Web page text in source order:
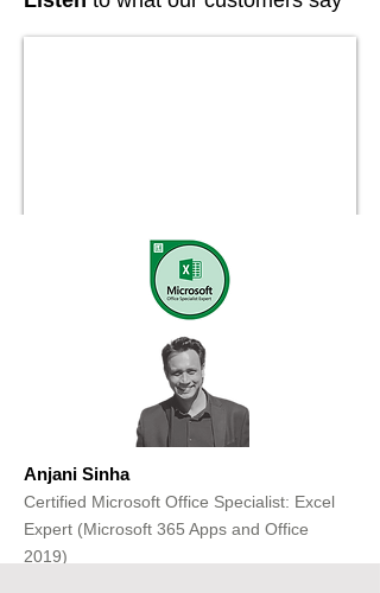
Anjani Sinha
Certified Microsoft Office Specialist: Excel
Expert (Microsoft 365 Apps and Office
2019)